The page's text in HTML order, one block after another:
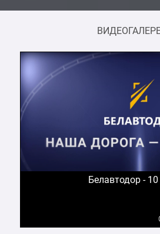
инженерно-
рабочими, а также
специальными
приспособлениями,
высокоэффективной
техникой и
гарантирует
обязательств в необходимые
Рекомендуем ОАО «ДСТ № 5»
квалифицированного
ГЛУ
Белавтодор - 10